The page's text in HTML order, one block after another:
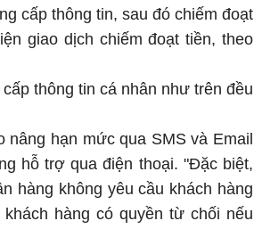
cấp thông tin, sau đó chiếm đoạt
giao dịch chiếm đoạt tiền, theo
thông tin cá nhân như trên đều
hạn mức qua SMS và Email
hỗ trợ qua điện thoại. "Đặc biệt,
hàng không yêu cầu khách hàng
hàng có quyền từ chối nếu